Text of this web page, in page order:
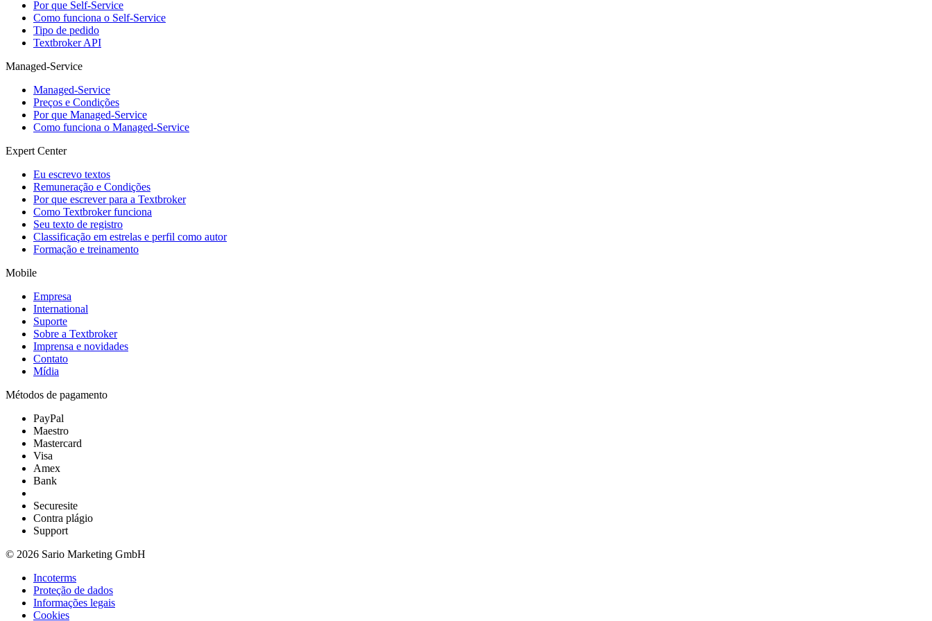
Por que Self-Service
Como funciona o Self-Service
Tipo de pedido
Textbroker API
Managed-Service
Managed-Service
Preços e Condições
Por que Managed-Service
Como funciona o Managed-Service
Expert Center
Eu escrevo textos
Remuneração e Condições
Por que escrever para a Textbroker
Como Textbroker funciona
Seu texto de registro
Classificação em estrelas e perfil como autor
Formação e treinamento
Mobile
Empresa
International
Suporte
Sobre a Textbroker
Imprensa e novidades
Contato
Mídia
Métodos de pagamento
PayPal
Maestro
Mastercard
Visa
Amex
Bank
Securesite
Contra plágio
Support
© 2026 Sario Marketing GmbH
Incoterms
Proteção de dados
Informações legais
Cookies